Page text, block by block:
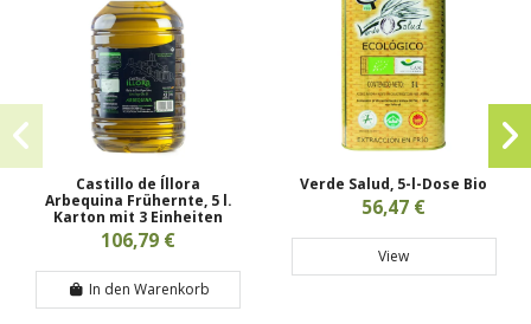
Castillo de Íllora
Arbequina Frühernte, 5 l.
Karton mit 3 Einheiten
106,79 €
In den Warenkorb
Verde Salud, 5-l-Dose Bio
56,47 €
View